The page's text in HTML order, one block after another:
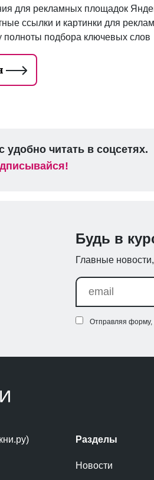
для рекламных площадок
ссылки и картинки для
полноты подбора ключевых слов
удобно читать в соцсетях.
Будь в
Главные
Отправляя форму,
Разделы
Новости